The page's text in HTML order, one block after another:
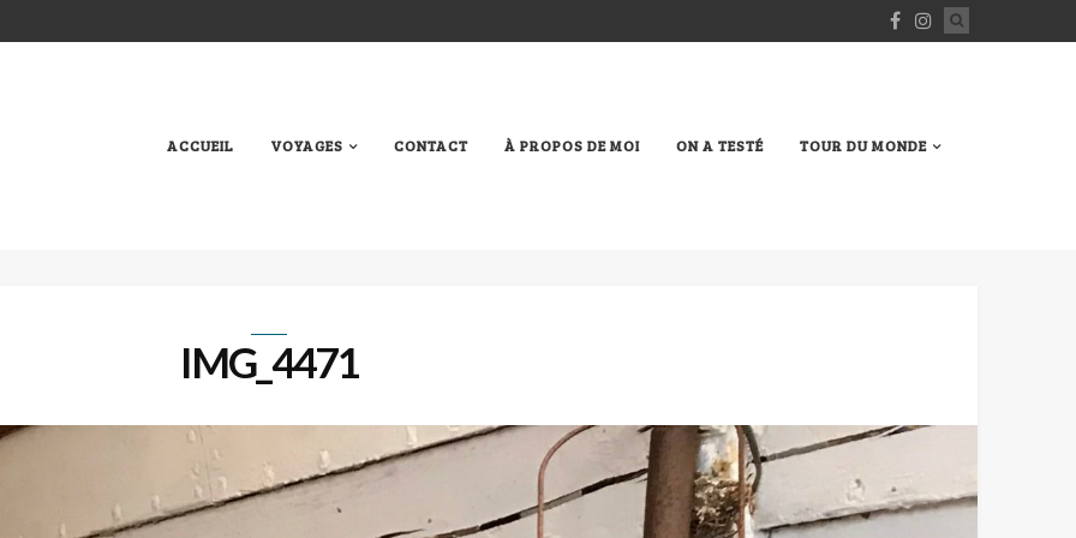
ACCUEIL VOYAGES CONTACT À PROPOS DE MOI ON A TESTÉ TOUR DU MONDE
IMG_4471